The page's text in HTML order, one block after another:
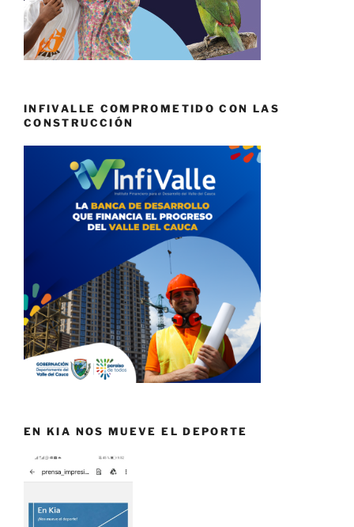
INFIVALLE COMPROMETIDO CON LAS
CONSTRUCCIÓN
EN KIA NOS MUEVE EL DEPORTE